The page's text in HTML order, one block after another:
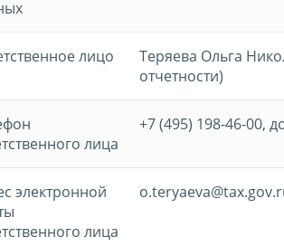
лицо
Теряева Ольга
отчетности)
лица
+7 (495) 198-46-00,
электронной
лица